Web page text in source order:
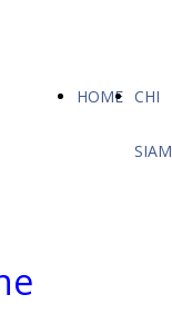
HOME CHI